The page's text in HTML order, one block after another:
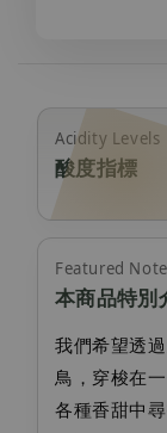
Acidity Levels
酸度指標
Featured
本商品特別
我們希望透
鳥，穿梭在
各種香甜中